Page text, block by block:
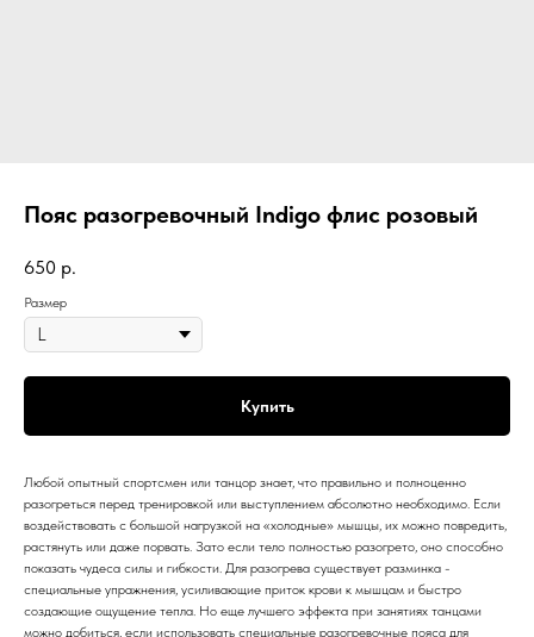
Пояс разогревочный Indigo флис розовый
650 р.
Размер
Купить
Любой опытный спортсмен или танцор знает, что правильно и полноценно
разогреться перед тренировкой или выступлением абсолютно необходимо. Если
воздействовать с большой нагрузкой на «холодные» мышцы, их можно повредить,
растянуть или даже порвать. Зато если тело полностью разогрето, оно способно
показать чудеса силы и гибкости. Для разогрева существует разминка -
специальные упражнения, усиливающие приток крови к мышцам и быстро
создающие ощущение тепла. Но еще лучшего эффекта при занятиях танцами
можно добиться, если использовать специальные разогревочные пояса для